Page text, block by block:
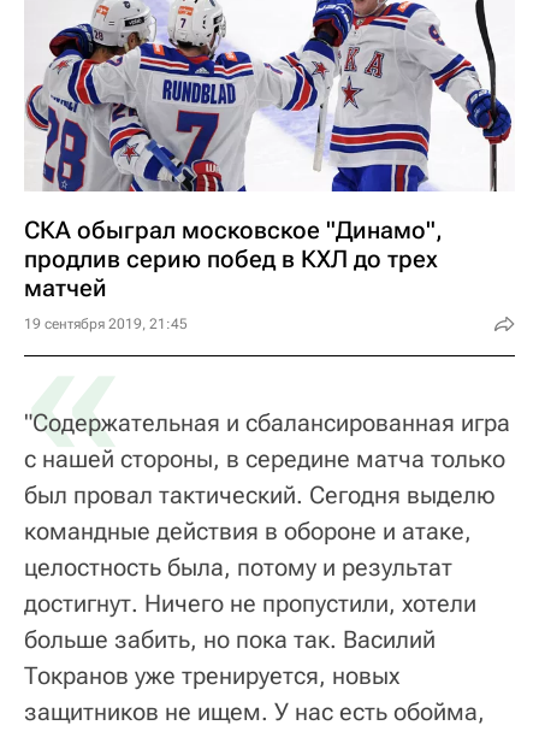
СКА обыграл московское "Динамо",
продлив серию побед в КХЛ до трех
матчей
19 сентября 2019, 21:45
«
"Содержательная и сбалансированная игра
с нашей стороны, в середине матча только
был провал тактический. Сегодня выделю
командные действия в обороне и атаке,
целостность была, потому и результат
достигнут. Ничего не пропустили, хотели
больше забить, но пока так. Василий
Токранов уже тренируется, новых
защитников не ищем. У нас есть обойма,